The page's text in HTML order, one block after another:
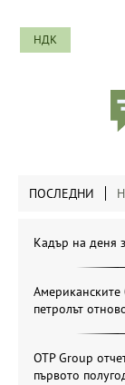
НДК
ПОСЛЕДНИ
Кадър на деня
Американските
петролът
OTP Group
първото